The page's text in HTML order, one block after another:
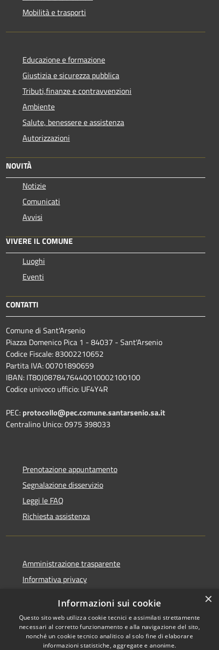
Mobilità e trasporti
Educazione e formazione
Giustizia e sicurezza pubblica
Tributi,finanze e contravvenzioni
Ambiente
Salute, benessere e assistenza
Autorizzazioni
NOVITÀ
Notizie
Comunicati
Avvisi
VIVERE IL COMUNE
Luoghi
Eventi
CONTATTI
Comune di Sant'Arsenio
Piazza Domenico Pica 1 - 84037 - Sant'Arsenio
Codice Fiscale: 83002210652
Partita IVA: 00701890659
IBAN: IT80J0878476440010002100100
Codice univoco ufficio: UF4Y4R
PEC: protocollo@pec.comune.santarsenio.sa.it
Centralino Unico: 0975 398033
Prenotazione appuntamento
Segnalazione disservizio
Leggi le FAQ
Richiesta assistenza
Amministrazione trasparente
Informativa privacy
Dichiarazione di accessibilità
×
Informazioni sui cookie
Questo sito web utilizza cookie tecnici e assimilati strettamente
necessari al corretto funzionamento e alla navigazione del sito,
nonché un cookie tecnico analitico al solo fine di elaborare
informazioni statistiche, aggregate e anonime.